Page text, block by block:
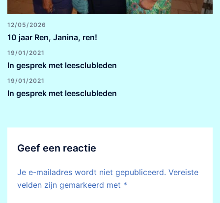
12/05/2026
10 jaar Ren, Janina, ren!
19/01/2021
In gesprek met leesclubleden
19/01/2021
In gesprek met leesclubleden
Geef een reactie
Je e-mailadres wordt niet gepubliceerd. Vereiste
velden zijn gemarkeerd met *